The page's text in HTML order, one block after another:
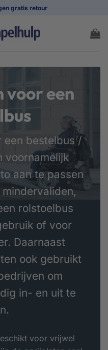
gratis retour
een
een bestelbus /
voornamelijk
aan te passen
rolstoelbus
of voor
Daarnaast
ook gebruikt
om
in- en uit te
voor vrijwel